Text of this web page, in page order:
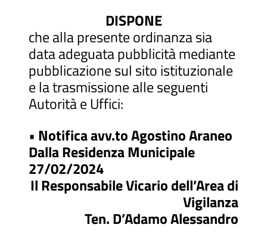
DISPONE
che alla presente ordinanza sia
data adeguata pubblicità mediante
pubblicazione sul sito istituzionale
e la trasmissione alle seguenti
Autorità e Uffici:
• Notifica avv.to Agostino Araneo
Dalla Residenza Municipale
27/02/2024
Il Responsabile Vicario dell’Area di
Vigilanza
Ten. D’Adamo Alessandro